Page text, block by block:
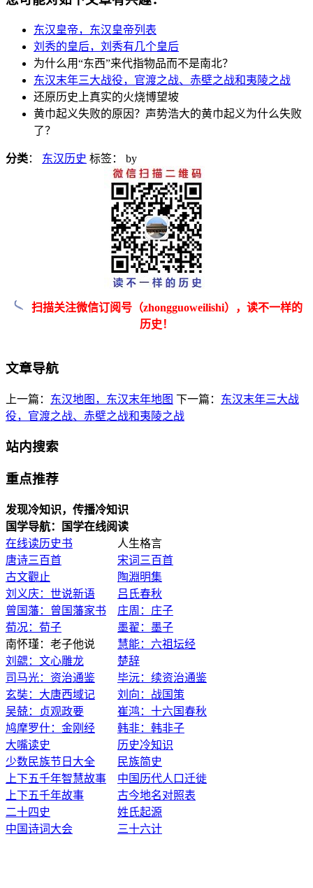
东汉皇帝，东汉皇帝列表
刘秀的皇后，刘秀有几个皇后
为什么用“东西”来代指物品而不是南北？
东汉末年三大战役，官渡之战、赤壁之战和夷陵之战
还原历史上真实的火烧博望坡
黄巾起义失败的原因？声势浩大的黄巾起义为什么失败
了？
分类： 东汉历史 标签： by
扫描关注微信订阅号（zhongguoweilishi），读不一样的
历史！
文章导航
上一篇： 东汉地图，东汉末年地图 下一篇： 东汉末年三大战
役，官渡之战、赤壁之战和夷陵之战
站内搜索
重点推荐
发现冷知识，传播冷知识
国学导航：国学在线阅读
在线读历史书 人生格言
唐诗三百首
宋词三百首
古文觀止
陶淵明集
刘义庆：世说新语
吕氏春秋
曾国藩：曾国藩家书
庄周：庄子
荀况：荀子
墨翟：墨子
南怀瑾：老子他说 慧能：六祖坛经
刘勰：文心雕龙
楚辞
司马光：资治通鉴
毕沅：续资治通鉴
玄奘：大唐西域记
刘向：战国策
吴兢：贞观政要
崔鸿：十六国春秋
鸠摩罗什：金刚经
韩非：韩非子
大嘴读史
历史冷知识
少数民族节日大全
民族简史
上下五千年智慧故事
中国历代人口迁徙
上下五千年故事
古今地名对照表
二十四史
姓氏起源
中国诗词大会
三十六计